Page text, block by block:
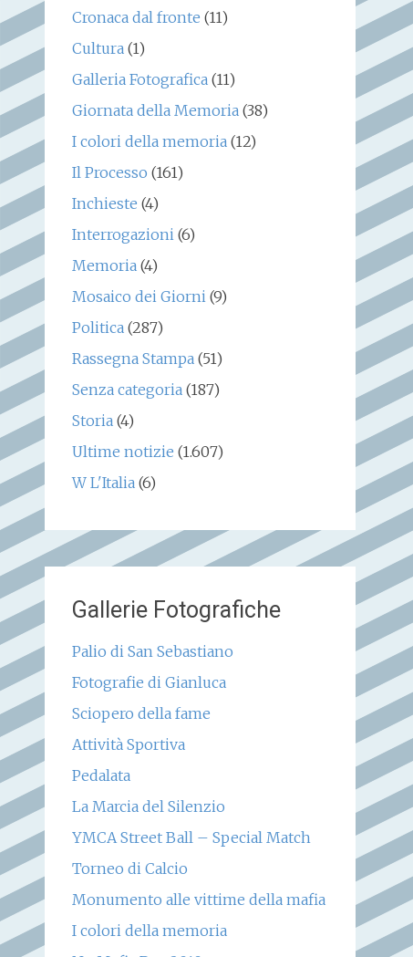
Cronaca dal fronte (11)
Cultura(1)
Galleria Fotografica(11)
Giornata della Memoria(38)
I colori della memoria(12)
Il Processo (161)
Inchieste (4)
Interrogazioni(6)
Memoria(4)
Mosaico dei Giorni(9)
Politica(287)
Rassegna Stampa(51)
Senza categoria(187)
Storia(4)
Ultime notizie (1.607)
W L'Italia(6)
Gallerie Fotografiche
Palio di San Sebastiano
Fotografie di Gianluca
Sciopero della fame
Attività Sportiva
Pedalata
La Marcia del Silenzio
YMCA Street Ball – Special Match
Torneo di Calcio
Monumento alle vittime della mafia
I colori della memoria